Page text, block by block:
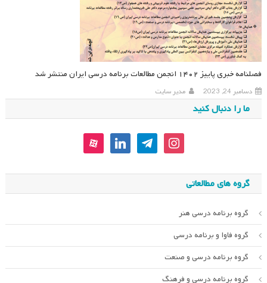
فصلنامه خبری پاییز ۱۴۰۲ انجمن مطالعات برنامه درسی ایران منتشر شد
دسامبر 24, 2023 مدیر سایت
ما را دنبال کنید
instagram
telegram
linkedin
aparat
گروه های مطالعاتی
گروه برنامه درسی هنر
گروه فاوا و برنامه درسی
گروه برنامه درسی و صنعت
گروه برنامه درسی و فرهنگ